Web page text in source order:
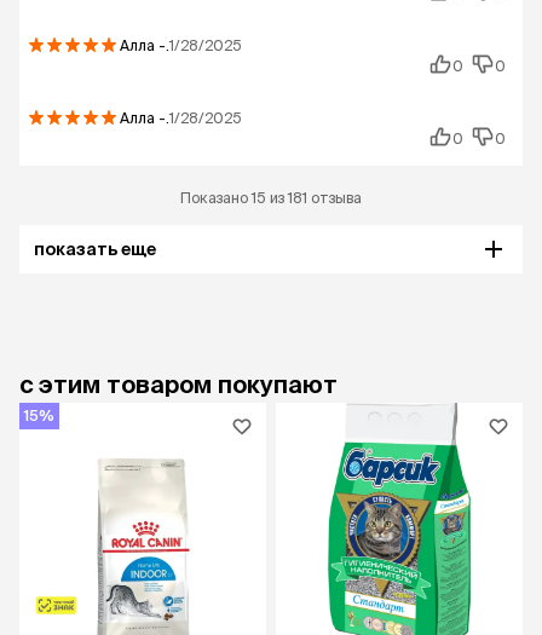
Алла -.1/28/2025
0
0
Алла -.1/28/2025
0
0
Показано 15 из 181 отзыва
показать еще
с этим товаром покупают
15%